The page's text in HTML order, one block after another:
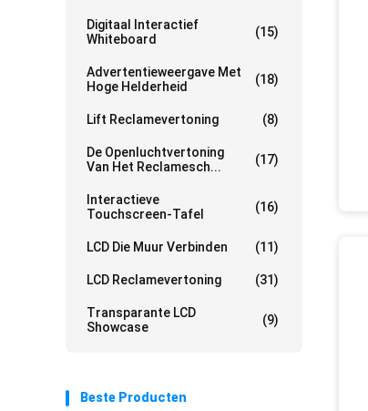
Digitaal Interactief
Whiteboard
(15)
Advertentieweergave Met
Hoge Helderheid
(18)
Lift Reclamevertoning (8)
De Openluchtvertoning
Van Het Reclamesch...
(17)
Interactieve
Touchscreen-Tafel
(16)
LCD Die Muur Verbinden (11)
LCD Reclamevertoning (31)
Transparante LCD
Showcase
(9)
Beste Producten